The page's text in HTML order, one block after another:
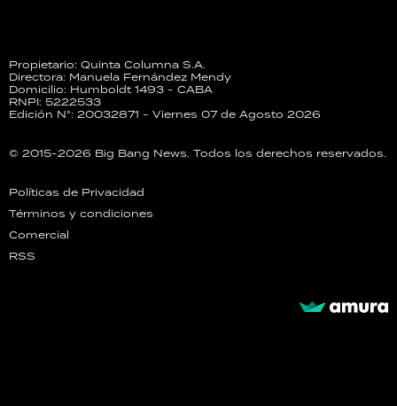
Propietario: Quinta Columna S.A.
Directora: Manuela Fernández Mendy
Domicilio: Humboldt 1493 - CABA
RNPI: 5222533
Edición N°: 20032871 - Viernes 07 de Agosto 2026
© 2015-2026 Big Bang News. Todos los derechos reservados.
Políticas de Privacidad
Términos y condiciones
Comercial
RSS